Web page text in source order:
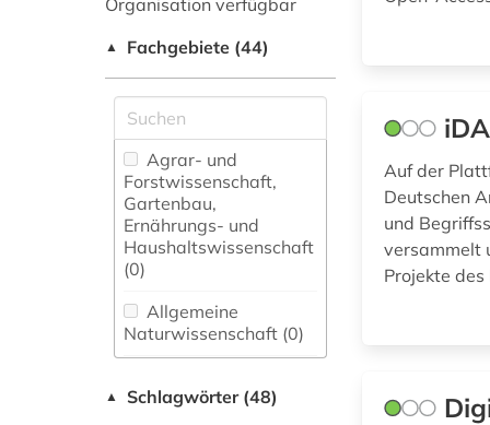
Organisation verfügbar
▲ Fachgebiete (44)
Agrar- und
Forstwissenschaft,
Gartenbau,
Ernährungs- und
Haushaltswissenschaft
(0)
Allgemeine
Naturwissenschaft (0)
fachübergreifende
▲ Schlagwörter (48)
Auf der
Deutschen
und
versammelt
Projekte